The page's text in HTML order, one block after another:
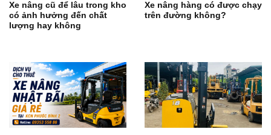
Xe nâng cũ để lâu trong kho
có ảnh hưởng đến chất
lượng hay không
Xe nâng hàng có được chạy
trên đường không?